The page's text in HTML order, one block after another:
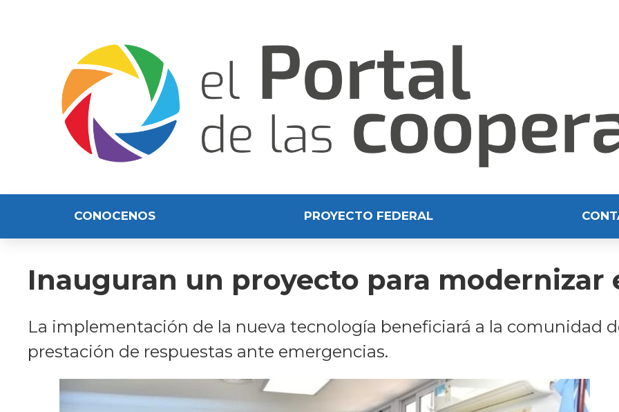
CONOCENOS PROYECTO FEDERAL
Inauguran un proyecto para modernizar
La implementación de la nueva tecnología beneficiará a la comunidad
prestación de respuestas ante emergencias.